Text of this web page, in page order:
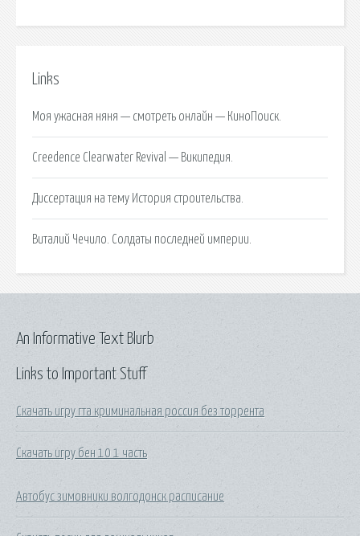
Links
Моя ужасная няня — смотреть онлайн — КиноПоиск.
Creedence Clearwater Revival — Википедия.
Диссертация на тему История строительства.
Виталий Чечило. Солдаты последней империи.
Links to Important Stuff
Скачать игру гта криминальная россия без торрента
Скачать игру бен 10 1 часть
Автобус зимовники волгодонск расписание
An Informative Text Blurb